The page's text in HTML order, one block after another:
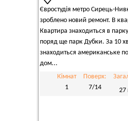
Євростудія метро Сирець-
зроблено новий ремонт. В
Квартира знаходиться в
поряд ще парк Дубки. За 10
знаходиться американське
дом...
Кімнат
1
Поверх:
7/14
27